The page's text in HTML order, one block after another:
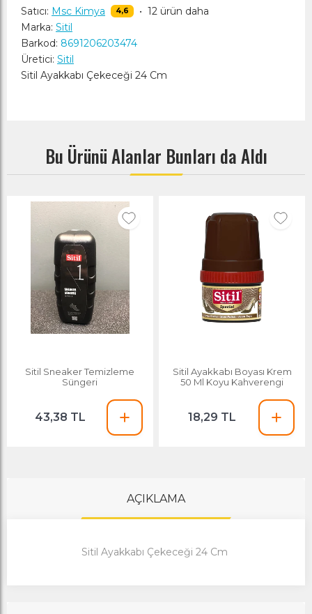
Satıcı: Msc Kimya 4,6 • 12 ürün daha
Marka: Sitil
Barkod: 8691206203474
Üretici: Sitil
Sitil Ayakkabı Çekeceği 24 Cm
Bu Ürünü Alanlar Bunları da Aldı
Sitil Sneaker Temizleme
Süngeri
43,38 TL
Sitil Ayakkabı Boyası Krem
50 Ml Koyu Kahverengi
18,29 TL
AÇIKLAMA
Sitil Ayakkabı Çekeceği 24 Cm